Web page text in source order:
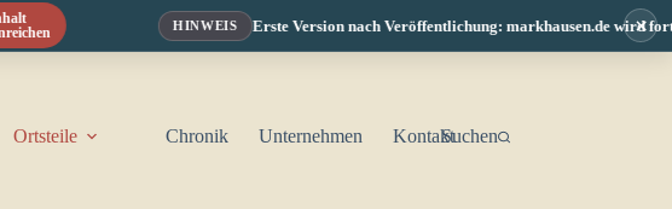
HINWEIS Erste Version nach Veröffentlichung: markhausen.de wird ×
Ortsteile Chronik Unternehmen KontaktSuchen